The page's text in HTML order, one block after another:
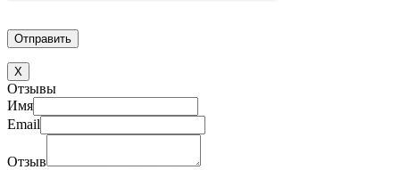
X
Отзывы
Имя
Email
Отзыв